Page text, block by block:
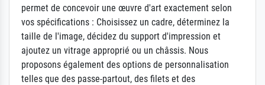
permet de concevoir une œuvre d'art exactement selon
vos spécifications : Choisissez un cadre, déterminez la
taille de l'image, décidez du support d'impression et
ajoutez un vitrage approprié ou un châssis. Nous
proposons également des options de personnalisation
telles que des passe-partout, des filets et des